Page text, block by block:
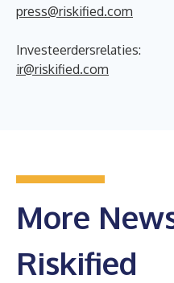
press@riskified.com
Investeerdersrelaties:
ir@riskified.com
More
Riskified